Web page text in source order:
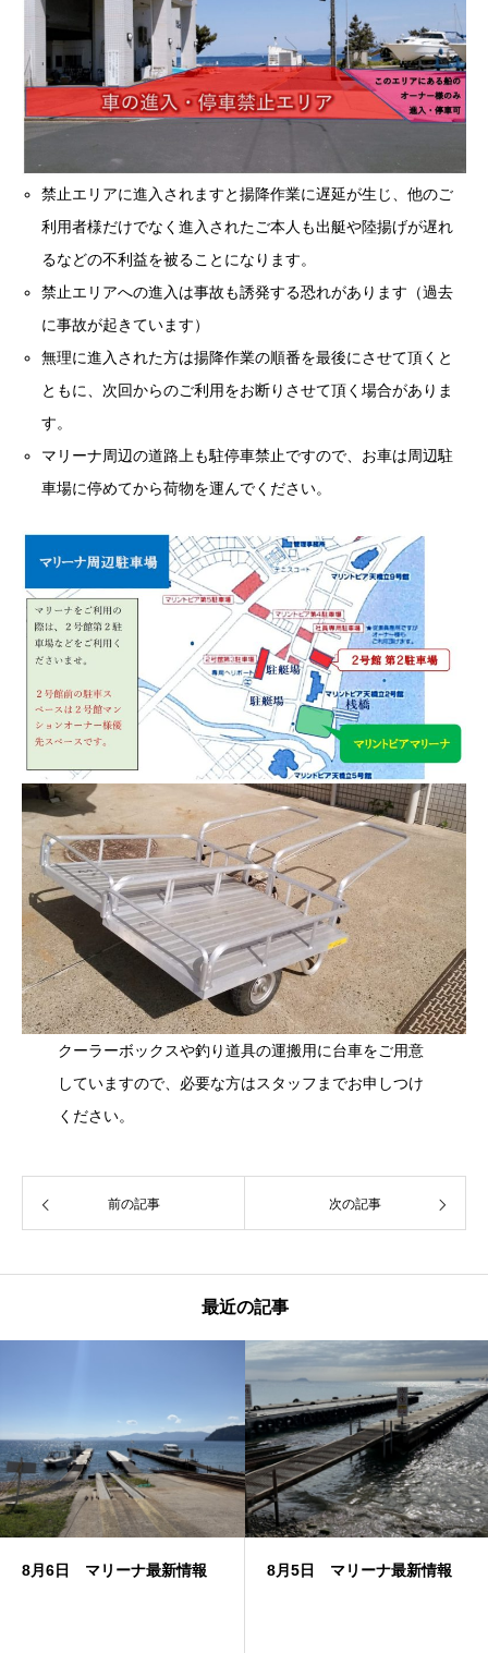
禁止エリアに進入されますと揚降作業に遅延が生じ、他のご
利用者様だけでなく進入されたご本人も出艇や陸揚げが遅れ
るなどの不利益を被ることになります。
禁止エリアへの進入は事故も誘発する恐れがあります（過去
に事故が起きています）
無理に進入された方は揚降作業の順番を最後にさせて頂くと
ともに、次回からのご利用をお断りさせて頂く場合がありま
す。
マリーナ周辺の道路上も駐停車禁止ですので、お車は周辺駐
車場に停めてから荷物を運んでください。
クーラーボックスや釣り道具の運搬用に台車をご用意
していますので、必要な方はスタッフまでお申しつけ
ください。
前の記事 次の記事
最近の記事
8月6日 マリーナ最新情報 8月5日 マリーナ最新情報